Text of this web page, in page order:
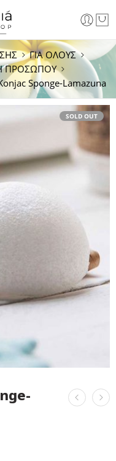
ΓΙΑ ΟΛΟΥΣ
ΠΡΟΣΩΠΟY
Sponge-Lamazuna
SOLD OUT